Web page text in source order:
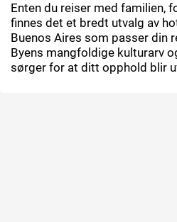
Enten du reiser med familien,
finnes det et bredt utvalg av
Buenos Aires som passer din
Byens mangfoldige kulturarv
sørger for at ditt opphold blir